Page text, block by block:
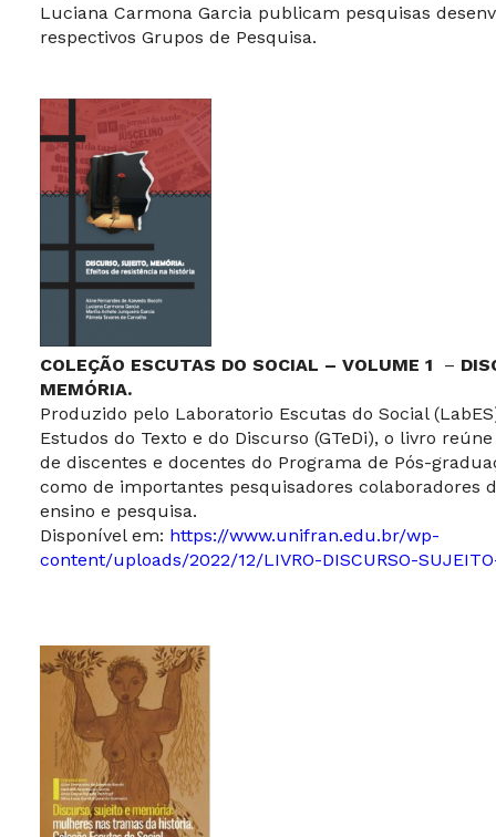
Luciana Carmona Garcia publicam pesquisas
respectivos Grupos de Pesquisa.
COLEÇÃO ESCUTAS DO SOCIAL – VOLUME 1 –
MEMÓRIA.
Produzido pelo Laboratorio Escutas do Social
Estudos do Texto e do Discurso (GTeDi), o livro
de discentes e docentes do Programa de Pós-
como de importantes pesquisadores colaboradores
ensino e pesquisa.
Disponível em: https://www.unifran.edu.br/wp-
content/uploads/2022/12/LIVRO-DISCURSO-